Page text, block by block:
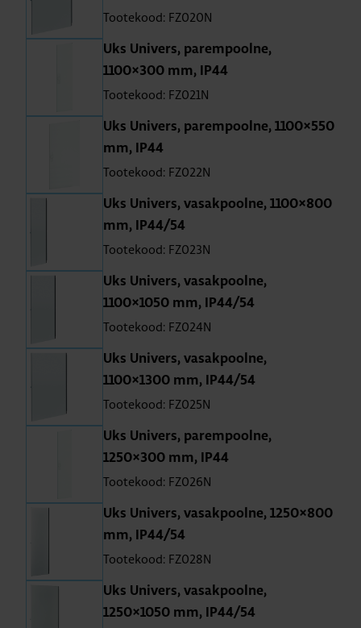
Tootekood: FZ020N
Uks Uni­vers, parem­poolne,
1100×300 mm, IP44
Tootekood: FZ021N
Uks Uni­vers, parem­poolne, 1100×550
mm, IP44
Tootekood: FZ022N
Uks Uni­vers, vasak­poolne, 1100×800
mm, IP44/54
Tootekood: FZ023N
Uks Uni­vers, vasak­poolne,
1100×1050 mm, IP44/54
Tootekood: FZ024N
Uks Uni­vers, vasak­poolne,
1100×1300 mm, IP44/54
Tootekood: FZ025N
Uks Uni­vers, parem­poolne,
1250×300 mm, IP44
Tootekood: FZ026N
Uks Uni­vers, vasak­poolne, 1250×800
mm, IP44/54
Tootekood: FZ028N
Uks Uni­vers, vasak­poolne,
1250×1050 mm, IP44/54